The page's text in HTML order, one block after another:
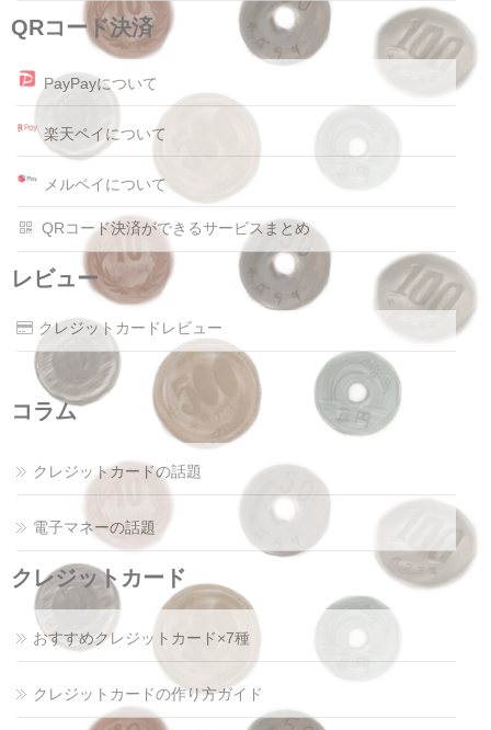
QRコード決済
PayPayについて
楽天ペイについて
メルペイについて
QRコード決済ができるサービスまとめ
レビュー
クレジットカードレビュー
コラム
クレジットカードの話題
電子マネーの話題
クレジットカード
おすすめクレジットカード×7種
クレジットカードの作り方ガイド